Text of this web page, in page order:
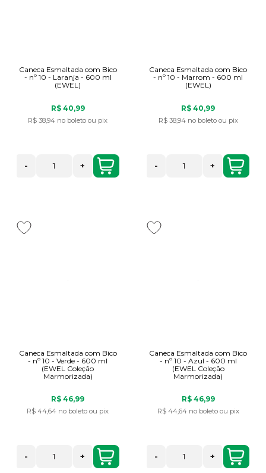
Caneca Esmaltada com Bico
- nº 10 - Laranja - 600 ml
(EWEL)
R$ 40,99
R$ 38,94 no boleto ou pix
- +
Caneca Esmaltada com Bico
- nº 10 - Marrom - 600 ml
(EWEL)
R$ 40,99
R$ 38,94 no boleto ou pix
- +
Caneca Esmaltada com Bico
- nº 10 - Verde - 600 ml
(EWEL Coleção
Marmorizada)
R$ 46,99
R$ 44,64 no boleto ou pix
- +
Caneca Esmaltada com Bico
- nº 10 - Azul - 600 ml
(EWEL Coleção
Marmorizada)
R$ 46,99
R$ 44,64 no boleto ou pix
- +